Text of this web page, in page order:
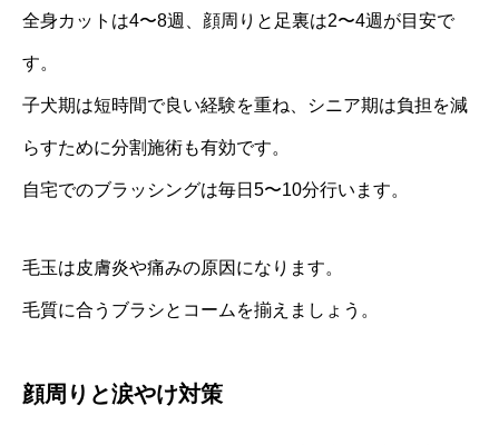
全身カットは4〜8週、顔周りと足裏は2〜4週が目安で
す。
子犬期は短時間で良い経験を重ね、シニア期は負担を減
らすために分割施術も有効です。
自宅でのブラッシングは毎日5〜10分行います。
毛玉は皮膚炎や痛みの原因になります。
毛質に合うブラシとコームを揃えましょう。
顔周りと涙やけ対策